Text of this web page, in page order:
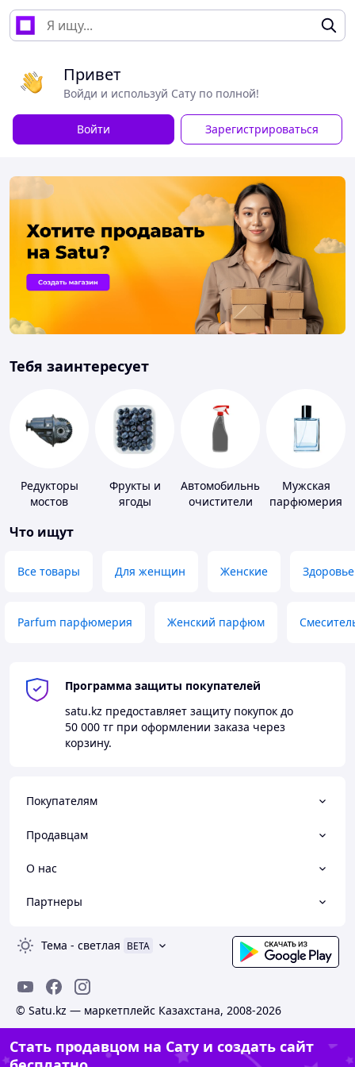
Привет
Войди и используй Сату по полной!
Войти Зарегистрироваться
Тебя заинтересует
Редукторы
мостов
Фрукты и
ягоды
Автомобильные
очистители
Мужская
парфюмерия
Что ищут
Все товары Для женщин Женские Здоровье
Parfum парфюмерия Женский парфюм
Программа защиты покупателей
satu.kz предоставляет защиту покупок до
50 000 тг при оформлении заказа через
корзину.
Покупателям
Продавцам
О нас
Партнеры
Тема - светлая BETA
© Satu.kz — маркетплейс Казахстана, 2008-2026
Стать продавцом на Сату и создать сайт